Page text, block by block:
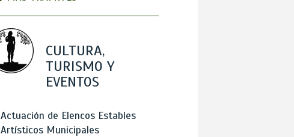
CULTURA,
TURISMO Y
EVENTOS
Actuación de Elencos Estables
Artísticos Municipales